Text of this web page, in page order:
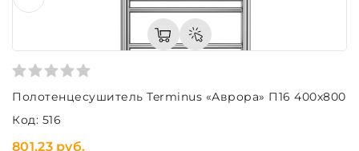
Полотенцесушитель Terminus «Аврора» П16 400х800
Код: 516
801,23 руб.